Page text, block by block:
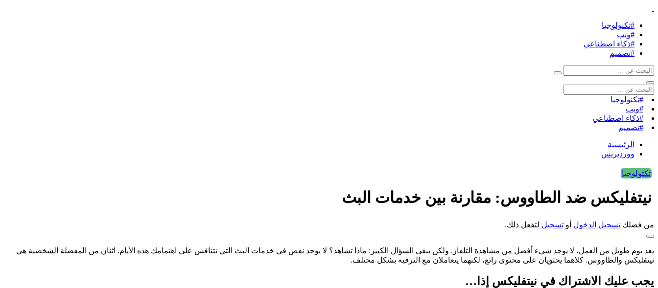
#تكنولوجيا
#ويب
#ذكاء اصطناعي
#تصميم
#تكنولوجيا
#ويب
#ذكاء اصطناعي
#تصميم
الرئيسية
ووردبريس
تكتولوجيا
نيتفليكس ضد الطاووس: مقارنة بين خدمات البث
من فضلك تسجيل الدخول أو تسجيل لتفعل ذلك.
بعد يوم طويل من العمل، لا يوجد شيء أفضل من مشاهدة التلفاز. ولكن يبقى السؤال الكبير: ماذا تشاهد؟ لا يوجد نقص في خدمات البث التي تتنافس على اهتمامك هذه الأيام. اثنان من المفضلة الشخصية هي
نيتفليكس والطاووس. كلاهما يحتويان على محتوى رائع، لكنهما يتعاملان مع الترفيه بشكل مختلف.
يجب عليك الاشتراك في نيتفليكس إذا…